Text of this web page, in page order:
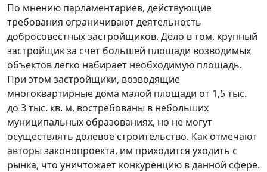
По мнению парламентариев, действующие
требования ограничивают деятельность
добросовестных застройщиков. Дело в том, крупный
застройщик за счет большей площади возводимых
объектов легко набирает необходимую площадь.
При этом застройщики, возводящие
многоквартирные дома малой площади от 1,5 тыс.
до 3 тыс. кв. м, востребованы в небольших
муниципальных образованиях, но не могут
осуществлять долевое строительство. Как отмечают
авторы законопроекта, им приходится уходить с
рынка, что уничтожает конкуренцию в данной сфере.